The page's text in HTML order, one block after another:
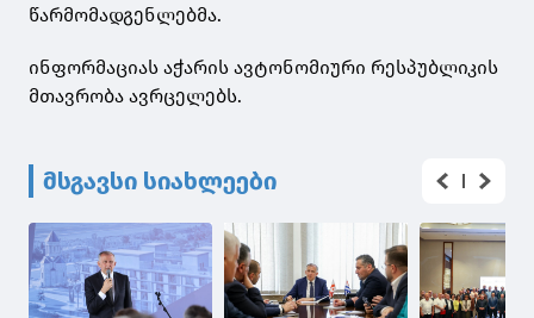
წარმომადგენლებმა.
ინფორმაციას აჭარის ავტონომიური რესპუბლიკის
მთავრობა ავრცელებს.
მსგავსი სიახლეები